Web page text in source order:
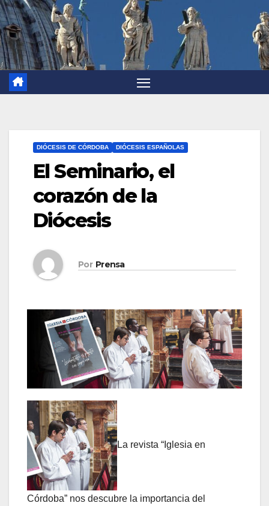
DIÓCESIS DE CÓRDOBA DIÓCESIS ESPAÑOLAS
El Seminario, el
corazón de la
Diócesis
Por Prensa
La revista “Iglesia en
Córdoba” nos descubre la importancia del